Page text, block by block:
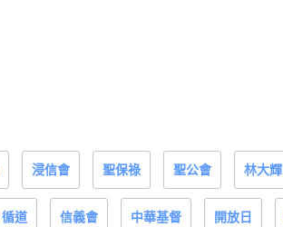
浸信會 聖保祿 聖公會 林大輝
循道 信義會 中華基督 開放日